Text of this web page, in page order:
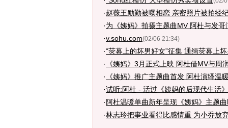
·赵薇王励勤被曝相恋 亲密照片被拍经
·为《姨妈》拍摄主题曲MV 阿杜与发哥
·v.sohu.com(02/06 21:34)
·“荧幕上的坏男好女”征集 通缉荧幕上
·
《姨妈》3月正式上映 阿杜借MV与周
·
《姨妈》推广主题曲首发 阿杜演绎温
·试听:阿杜 - 活过《姨妈的后现代生活
· 阿杜温暖单曲新年呈现《姨妈》主题
·林志玲把事业看得比感情重 为小乔放